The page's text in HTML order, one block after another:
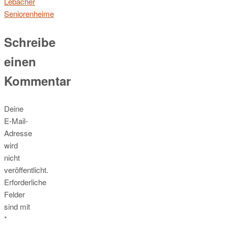
Seniorenheime
Schreibe
einen
Kommentar
Deine
E-Mail-
Adresse
wird
nicht
veröffentlicht.
Erforderliche
Felder
sind mit
*